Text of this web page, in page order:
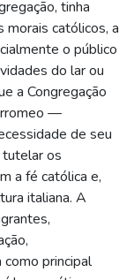
tinha
católicos, a
o público
do lar ou
a Congregação
—
de seu
tutelar os
a fé católica e,
italiana. A
principal